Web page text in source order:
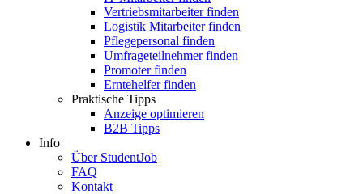
Vertriebsmitarbeiter finden
Logistik Mitarbeiter finden
Pflegepersonal finden
Umfrageteilnehmer finden
Promoter finden
Erntehelfer finden
Praktische Tipps
Anzeige optimieren
B2B Tipps
Info
Über StudentJob
FAQ
Kontakt